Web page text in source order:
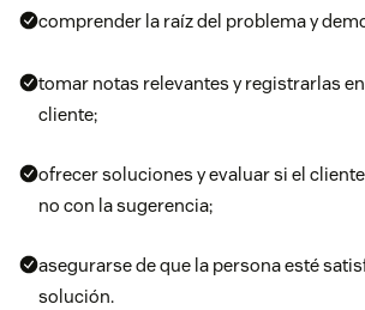
comprender la raíz del problema y
tomar notas relevantes y registrarlas
cliente;
ofrecer soluciones y evaluar si el
no con la sugerencia;
asegurarse de que la persona esté
solución.